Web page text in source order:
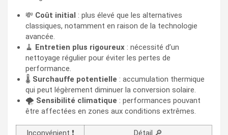
💸 Coût initial : plus élevé que les alternatives
classiques, notamment en raison de la technologie
avancée.
🧹 Entretien plus rigoureux : nécessité d’un
nettoyage régulier pour éviter les pertes de
performance.
🌡️ Surchauffe potentielle : accumulation thermique
qui peut légèrement diminuer la conversion solaire.
🌪️ Sensibilité climatique : performances pouvant
être affectées en zones aux conditions extrêmes.
Inconvénient ❗ Détail 🔎